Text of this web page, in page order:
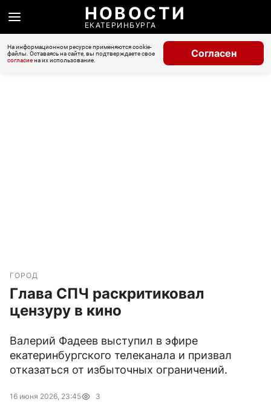
НОВОСТИ
ЕКАТЕРИНБУРГА
На информационном ресурсе применяются cookie-
файлы. Оставаясь на сайте, вы подтверждаете свое
согласиена их использование.
Согласен
ГОРОД
Глава СПЧ раскритиковал
цензуру в кино
Валерий Фадеев выступил в эфире
екатеринбургского телеканала и призвал
отказаться от избыточных ограничений.
16 июня 2026, 23:45 3